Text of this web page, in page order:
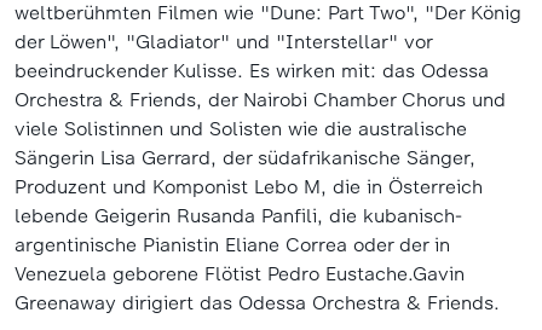
weltberühmten Filmen wie "Dune: Part Two", "Der König
der Löwen", "Gladiator" und "Interstellar" vor
beeindruckender Kulisse. Es wirken mit: das Odessa
Orchestra & Friends, der Nairobi Chamber Chorus und
viele Solistinnen und Solisten wie die australische
Sängerin Lisa Gerrard, der südafrikanische Sänger,
Produzent und Komponist Lebo M, die in Österreich
lebende Geigerin Rusanda Panfili, die kubanisch-
argentinische Pianistin Eliane Correa oder der in
Venezuela geborene Flötist Pedro Eustache.Gavin
Greenaway dirigiert das Odessa Orchestra & Friends.